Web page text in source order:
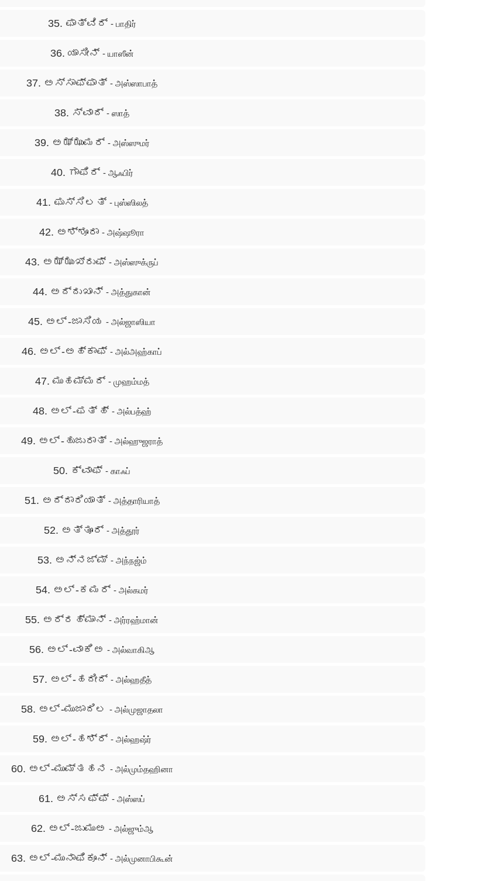
35. ಫಾತ್ವಿರ್ - பாதிர்
36. ಯಾಸೀನ್ - யாஸீன்
37. ಅಸ್ಸಾಫ್ಫಾತ್ - அஸ்ஸாபாத்
38. ಸ್ವಾದ್ - ஸாத்
39. ಅಝ್ಝುಮರ್ - அஸ்ஸுமர்
40. ಗಾಫಿರ್ - ஆஃபிர்
41. ಫುಸ್ಸಿಲತ್ - புஸ்ஸிலத்
42. ಅಶ್ಶೂರಾ - அஷ்ஷூரா
43. ಅಝ್ಝುಖ್ರುಫ್ - அஸ்ஸுக்ருப்
44. ಅದ್ದುಖಾನ್ - அத்துகான்
45. ಅಲ್ -ಜಾಸಿಯ - அல்ஜாஸியா
46. ಅಲ್ -ಅಹ್ಕಾಫ್ - அல்அஹ்காப்
47. ಮುಹಮ್ಮದ್ - முஹம்மத்
48. ಅಲ್ -ಫತ್ ಹ್ - அல்பத்ஹ்
49. ಅಲ್ -ಹುಜುರಾತ್ - அல்ஹுஜராத்
50. ಕ್ವಾಫ್ - காஃப்
51. ಅದ್ದಾರಿಯಾತ್ - அத்தாரியாத்
52. ಅತ್ತೂರ್ - அத்தூர்
53. ಅನ್ನಜ್ಮ್ - அந்நஜ்ம்
54. ಅಲ್ -ಕಮರ್ - அல்கமர்
55. ಅರ್‍ರಹ್ಮಾನ್ - அர்ரஹ்மான்
56. ಅಲ್ -ವಾಕಿಅ - அல்வாகிஆ
57. ಅಲ್ -ಹದೀದ್ - அல்ஹதீத்
58. ಅಲ್ -ಮುಜಾದಿಲ - அல்முஜாதலா
59. ಅಲ್ -ಹಶ್ರ್ - அல்ஹஷ்ர்
60. ಅಲ್ -ಮುಮ್ತಹನ - அல்மும்தஹினா
61. ಅಸ್ಸಫ್ಫ್ - அஸ்ஸப்
62. ಅಲ್ -ಜುಮುಅ - அல்ஜும்ஆ
63. ಅಲ್ -ಮುನಾಫಿಕೂನ್ - அல்முனாபிகூன்